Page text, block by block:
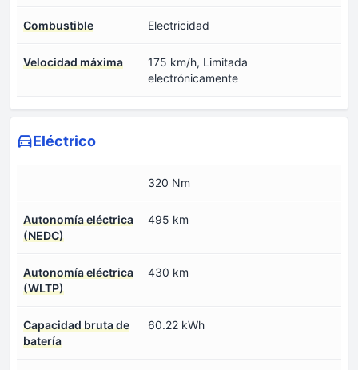
Combustible Electricidad
Velocidad máxima
175 km/h, Limitada
electrónicamente
Eléctrico
320 Nm
Autonomía eléctrica
(NEDC)
495 km
Autonomía eléctrica
(WLTP)
430 km
Capacidad bruta de
batería
60.22 kWh